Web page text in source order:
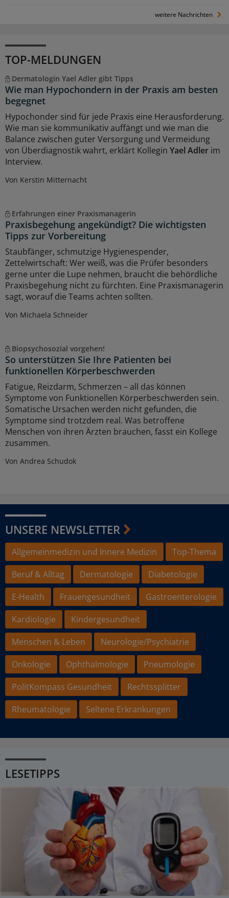
weitere Nachrichten
TOP-MELDUNGEN
Dermatologin Yael Adler gibt Tipps
Wie man Hypochondern in der Praxis am besten
begegnet
Hypochonder sind für jede Praxis eine Herausforderung.
Wie man sie kommunikativ auffängt und wie man die
Balance zwischen guter Versorgung und Vermeidung
von Überdiagnostik wahrt, erklärt Kollegin Yael Adler im
Interview.
Von Kerstin Mitternacht
Erfahrungen einer Praxismanagerin
Praxisbegehung angekündigt? Die wichtigsten
Tipps zur Vorbereitung
Staubfänger, schmutzige Hygienespender,
Zettelwirtschaft: Wer weiß, was die Prüfer besonders
gerne unter die Lupe nehmen, braucht die behördliche
Praxisbegehung nicht zu fürchten. Eine Praxismanagerin
sagt, worauf die Teams achten sollten.
Von Michaela Schneider
Biopsychosozial vorgehen!
So unterstützen Sie Ihre Patienten bei
funktionellen Körperbeschwerden
Fatigue, Reizdarm, Schmerzen – all das können
Symptome von Funktionellen Körperbeschwerden sein.
Somatische Ursachen werden nicht gefunden, die
Symptome sind trotzdem real. Was betroffene
Menschen von ihren Ärzten brauchen, fasst ein Kollege
zusammen.
Von Andrea Schudok
UNSERE NEWSLETTER
Allgemeinmedizin und Innere Medizin
Top-Thema
Beruf & Alltag
Dermatologie
Diabetologie
E-Health
Frauengesundheit
Gastroenterologie
Kardiologie
Kindergesundheit
Menschen & Leben
Neurologie/Psychiatrie
Onkologie
Ophthalmologie
Pneumologie
PolitKompass Gesundheit
Rechtssplitter
Rheumatologie
Seltene Erkrankungen
LESETIPPS